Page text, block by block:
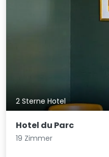
2 Sterne Hotel
Hotel du Parc
19 Zimmer